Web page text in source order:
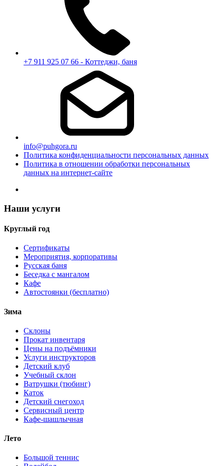
+7 911 925 07 66 - Коттеджи, баня
info@puhgora.ru
Политика конфиденциальности персональных данных
Политика в отношении обработки персональных
данных на интернет-сайте
Наши услуги
Круглый год
Сертификаты
Мероприятия, корпоративы
Русская баня
Беседка с мангалом
Кафе
Автостоянки (бесплатно)
Зима
Склоны
Прокат инвентаря
Цены на подъёмники
Услуги инструкторов
Детский клуб
Учебный склон
Ватрушки (тюбинг)
Каток
Детский снегоход
Сервисный центр
Кафе-шашлычная
Лето
Большой теннис